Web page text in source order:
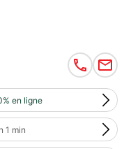
en ligne
1 min